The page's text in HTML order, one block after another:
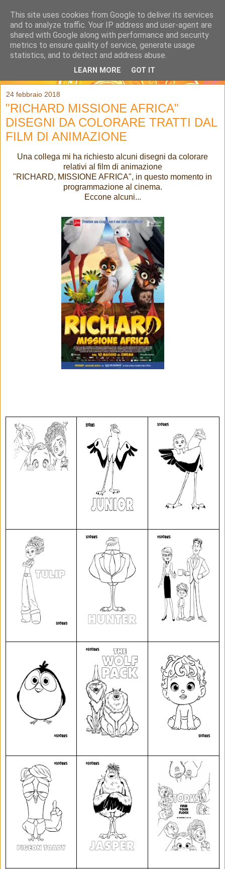
24 febbraio 2018
"RICHARD MISSIONE AFRICA"
DISEGNI DA COLORARE TRATTI DAL
FILM DI ANIMAZIONE
Una collega mi ha richiesto alcuni disegni da colorare
relativi al film di animazione
"RICHARD, MISSIONE AFRICA", in questo momento in
programmazione al cinema.
Eccone alcuni...
This site uses cookies from Google to deliver its services
and to analyze traffic. Your IP address and user-agent are
shared with Google along with performance and security
metrics to ensure quality of service, generate usage
statistics, and to detect and address abuse.
LEARN MORE GOT IT